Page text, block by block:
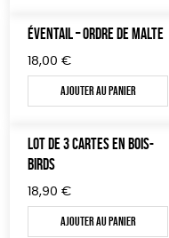
ÉVENTAIL – ORDRE DE MALTE
18,00 €
Ajouter au panier
LOT DE 3 CARTES EN BOIS-
BIRDS
18,90 €
Ajouter au panier